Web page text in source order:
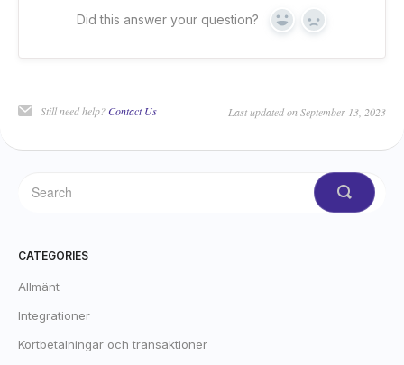
Did this answer your question? Yes No
Still need help?Contact Us Last updated on September 13, 2023
CATEGORIES
Allmänt
Integrationer
Kortbetalningar och transaktioner